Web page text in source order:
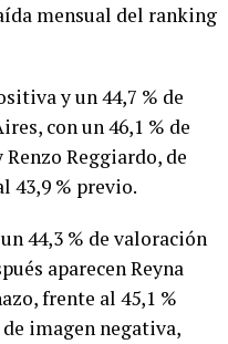
mensual del ranking
y un 44,7 % de
con un 46,1 % de
Reggiardo, de
43,9 % previo.
44,3 % de valoración
aparecen Reyna
frente al 45,1 %
imagen negativa,